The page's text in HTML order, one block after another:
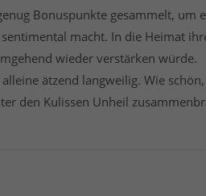
Bonuspunkte gesammelt,
macht. In die Heimat
wieder verstärken würde.
ätzend langweilig. Wie
den Kulissen Unheil